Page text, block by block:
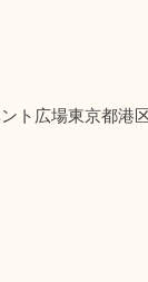
ト広場東京都港